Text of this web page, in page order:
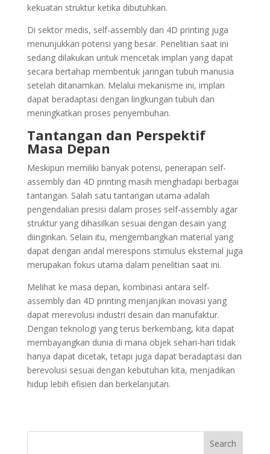
kekuatan struktur ketika dibutuhkan.
Di sektor medis, self-assembly dan 4D printing juga
menunjukkan potensi yang besar. Penelitian saat ini
sedang dilakukan untuk mencetak implan yang dapat
secara bertahap membentuk jaringan tubuh manusia
setelah ditanamkan. Melalui mekanisme ini, implan
dapat beradaptasi dengan lingkungan tubuh dan
meningkatkan proses penyembuhan.
Tantangan dan Perspektif
Masa Depan
Meskipun memiliki banyak potensi, penerapan self-
assembly dan 4D printing masih menghadapi berbagai
tantangan. Salah satu tantangan utama adalah
pengendalian presisi dalam proses self-assembly agar
struktur yang dihasilkan sesuai dengan desain yang
diinginkan. Selain itu, mengembangkan material yang
dapat dengan andal merespons stimulus eksternal juga
merupakan fokus utama dalam penelitian saat ini.
Melihat ke masa depan, kombinasi antara self-
assembly dan 4D printing menjanjikan inovasi yang
dapat merevolusi industri desain dan manufaktur.
Dengan teknologi yang terus berkembang, kita dapat
membayangkan dunia di mana objek sehari-hari tidak
hanya dapat dicetak, tetapi juga dapat beradaptasi dan
berevolusi sesuai dengan kebutuhan kita, menjadikan
hidup lebih efisien dan berkelanjutan.
Search